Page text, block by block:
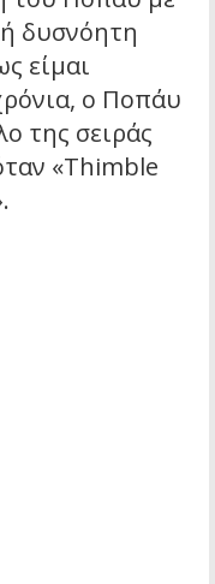
δυσνόητη
είμαι
ο Ποπάυ
της σειράς
«Thimble